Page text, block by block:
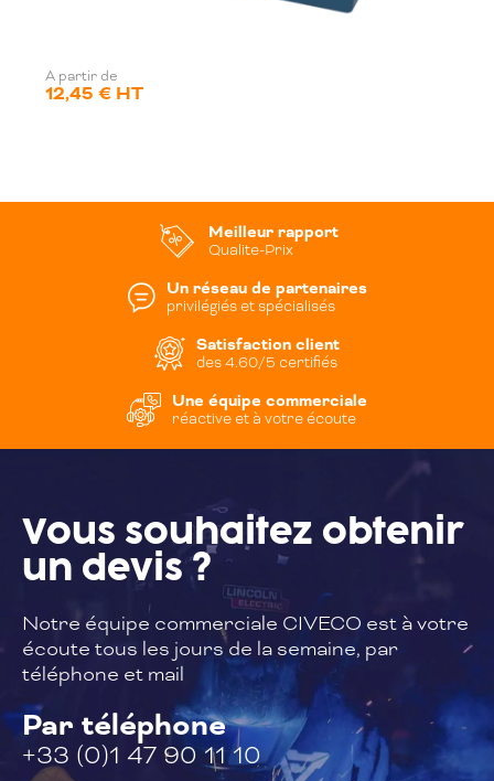
A partir de
12,45 € HT
Meilleur rapport
Qualite-Prix
Un réseau de partenaires
privilégiés et spécialisés
Satisfaction client
des 4.60/5 certifiés
Une équipe commerciale
réactive et à votre écoute
Vous souhaitez obtenir
un devis ?
Notre équipe commerciale CIVECO est àvotre
écoute tous les jours de la semaine, par
téléphone et mail
Par téléphone
+33 (0)1 47 90 11 10